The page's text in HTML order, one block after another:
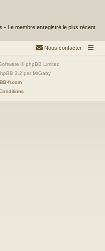
• Le membre enregistré le plus récent
Nous contacter
© phpBB Limited
3.2 par MrGaby
fr.com